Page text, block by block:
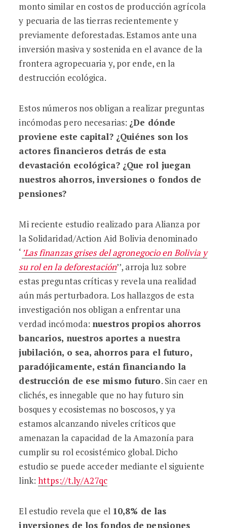
monto similar en costos de producción agrícola
y pecuaria de las tierras recientemente y
previamente deforestadas. Estamos ante una
inversión masiva y sostenida en el avance de la
frontera agropecuaria y, por ende, en la
destrucción ecológica.
Estos números nos obligan a realizar preguntas
incómodas pero necesarias: ¿De dónde
proviene este capital? ¿Quiénes son los
actores financieros detrás de esta
devastación ecológica? ¿Que rol juegan
nuestros ahorros, inversiones o fondos de
pensiones?
Mi reciente estudio realizado para Alianza por
la Solidaridad/Action Aid Bolivia denominado
‘ ’Las finanzas grises del agronegocio en Bolivia y
su rol en la deforestación’’, arroja luz sobre
estas preguntas críticas y revela una realidad
aún más perturbadora. Los hallazgos de esta
investigación nos obligan a enfrentar una
verdad incómoda: nuestros propios ahorros
bancarios, nuestros aportes a nuestra
jubilación, o sea, ahorros para el futuro,
paradójicamente, están financiando la
destrucción de ese mismo futuro. Sin caer en
clichés, es innegable que no hay futuro sin
bosques y ecosistemas no boscosos, y ya
estamos alcanzando niveles críticos que
amenazan la capacidad de la Amazonía para
cumplir su rol ecosistémico global. Dicho
estudio se puede acceder mediante el siguiente
link:https://t.ly/A27qc
El estudio revela que el 10,8% de las
inversiones de los fondos de pensiones